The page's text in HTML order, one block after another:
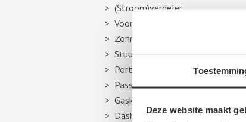
Deze website maakt
(Stroom)verdeler
Voorbumper
Zonneklep
Stuurhuishoes
Portier
Passagiersstoel
Gasklep
Dashboard